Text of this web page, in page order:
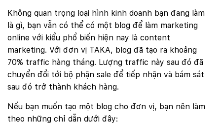
Không quan trọng loại hình kinh doanh bạn đang làm
là gì, bạn vẫn có thể có một blog để làm marketing
online với kiểu phổ biến hiện nay là content
marketing. Với đơn vị TAKA, blog đã tạo ra khoảng
70% traffic hàng tháng. Lượng traffic này sau đó đã
chuyển đổi tới bộ phận sale để tiếp nhận và bám sát
sau đó trở thành khách hàng.
Nếu bạn muốn tạo một blog cho đơn vị, bạn nên làm
theo những chỉ dẫn dưới đây: